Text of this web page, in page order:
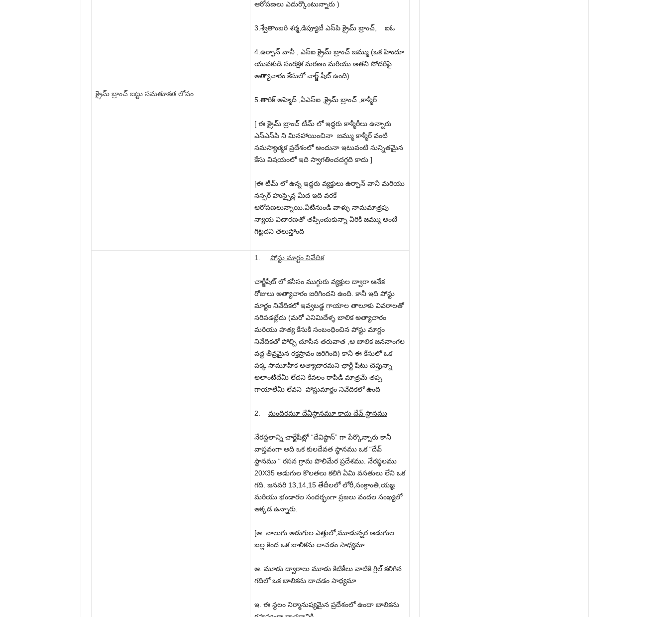
క్రైమ్ బ్రాంచ్ జట్టు సమతూకత లోపం
ఆరోపణలు ఎదుర్కొంటున్నారు )
3.శ్వేతాంబరి శర్మ,డిప్యూటీ ఎస్‌పి క్రైమ్ బ్రాంచ్, ఐ‌ఓ
4.ఉర్ఫాన్ వానీ , ఎస్‌ఐ క్రైమ్ బ్రాంచ్ జమ్ము (ఒక హిందూ
యువకుడి సంరక్షక మరణం మరియు అతని సోదరిపై
అత్యాచారం కేసులో చార్జ్ షీట్ ఉంది)
5.తారిక్ అహ్మెద్ ,ఏ‌ఎస్‌ఐ ,క్రైమ్ బ్రాంచ్ ,కాశ్మీర్
[ ఈ క్రైమ్ బ్రాంచ్ టీమ్ లో ఇద్దరు కాశ్మీరీలు ఉన్నారు
ఎస్‌ఎస్‌పి ని మినహాయించినా జమ్ము కాశ్మీర్ వంటి
సమస్యాత్మక ప్రదేశంలో అందునా ఇటువంటి సున్నితమైన
కేసు విషయంలో ఇది స్వాగతించదగ్గది కాదు ]
[ఈ టీమ్ లో ఉన్న ఇద్దరు వ్యక్తులు ఉర్ఫాన్ వానీ మరియు
నస్సర్ హుస్సైన్ల మీద ఇది వరకే
ఆరోపణలున్నాయి.వీటినుండి వాళ్ళు నామమాత్రపు
న్యాయ విచారణతో తప్పించుకున్నా వీరికి జమ్ము అంటే
గిట్టదని తెలుస్తోంది
1. పోస్టు మార్టం నివేదిక
చార్జీషీట్ లో కనీసం ముగ్గురు వ్యక్తుల ద్వారా అనేక
రోజులు అత్యాచారం జరిగిందని ఉంది. కానీ ఇది పోస్టు
మార్టం నివేదికలో ఇవ్వబడ్డ గాయాల తాలూకు వివరాలతో
సరిపడట్లేదు (మరో ఎనిమిదేళ్ళ బాలిక అత్యాచారం
మరియు హత్య కేసుకి సంబంధించిన పోస్టు మార్టం
నివేదికతో పోల్చి చూసిన తరువాత ,ఆ బాలిక జననాంగల
వద్ద తీవ్రమైన రక్తస్రావం జరిగింది) కానీ ఈ కేసులో ఒక
పక్క సామూహిక అత్యాచారమని ఛార్జీ షీటు చెప్తున్నా
అలాంటిదేమీ లేదని కేవలం రాపిడి మాత్రమే తప్ప
గాయాలేమీ లేవని పోస్టుమార్టం నివేదికలో ఉంది
2. మందిరమూ దేవీస్థానమూ కాదు దేవ్ స్థానము
నేరస్థలాన్ని చార్జేషీట్లో “దేవిస్థాన్” గా పేర్కొన్నారు కానీ
వాస్తవంగా అది ఒక కులదేవత స్థానము ఒక “దేవ్
స్థానము “ రసన గ్రామ పొలిమేర ప్రదేశము. నేరస్థలము
20X35 అడుగుల కొలతలు కలిగి ఏమి వసతులు లేని ఒక
గది. జనవరి 13,14,15 తేదీలలో లోరీ,సంక్రాంతి,యజ్ఞ
మరియు భండారల సందర్భంగా ప్రజలు వందల సంఖ్యలో
అక్కడ ఉన్నారు.
[ఆ. నాలుగు అడుగుల ఎత్తులో,మూడున్నర అడుగుల
బల్ల కింద ఒక బాలికను దాచడం సాధ్యమా
ఆ. మూడు ద్వారాలు మూడు కిటికీలు వాటికి గ్రిల్ కలిగిన
గదిలో ఒక బాలికను దాచడం సాధ్యమా
ఇ. ఈ స్థలం నిర్మానుష్యమైన ప్రదేశంలో ఉందా బాలికను